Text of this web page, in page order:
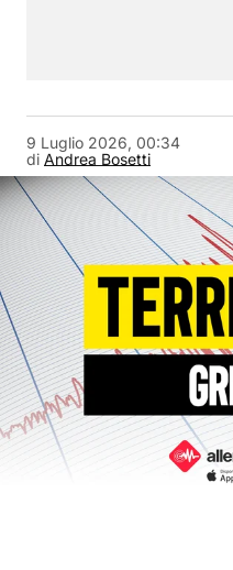
di Andrea Bosetti
9 Luglio 2026, 00:34